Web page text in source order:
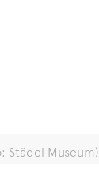
Städel Museum)